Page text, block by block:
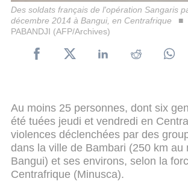
Des soldats français de l'opération Sangaris
décembre 2014 à Bangui, en Centrafrique
PABANDJI (AFP/Archives)
Au moins 25 personnes, dont six
été tuées jeudi et vendredi en
violences déclenchées par des
dans la ville de Bambari (250 km au
Bangui) et ses environs, selon la
Centrafrique (Minusca).